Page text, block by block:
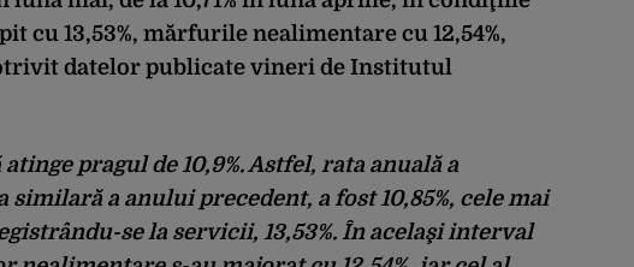
cu 13,53%, mărfurile nealimentare cu 12,54%,
datelor publicate vineri de Institutul
pragul de 10,9%. Astfel, rata anuală a
a anului precedent, a fost 10,85%, cele mai
se la servicii, 13,53%. În acelaşi interval